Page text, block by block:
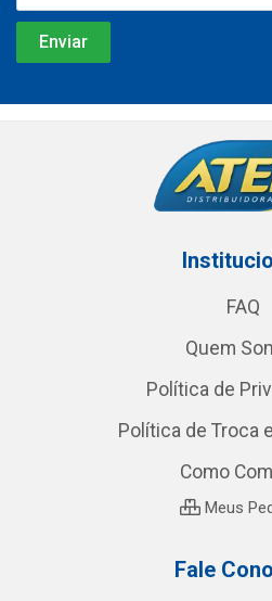
FAQ
Quem
Política de
Política de Troca
Como
Meus
Fale